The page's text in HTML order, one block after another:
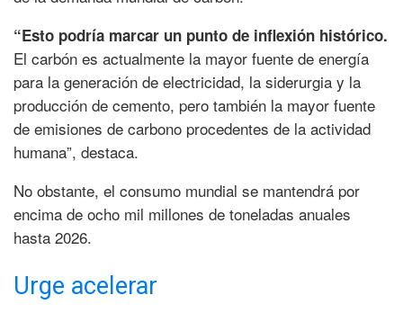
“Esto podría marcar un punto de inflexión histórico.
El carbón es actualmente la mayor fuente de energía
para la generación de electricidad, la siderurgia y la
producción de cemento, pero también la mayor fuente
de emisiones de carbono procedentes de la actividad
humana”, destaca.
No obstante, el consumo mundial se mantendrá por
encima de ocho mil millones de toneladas anuales
hasta 2026.
Urge acelerar